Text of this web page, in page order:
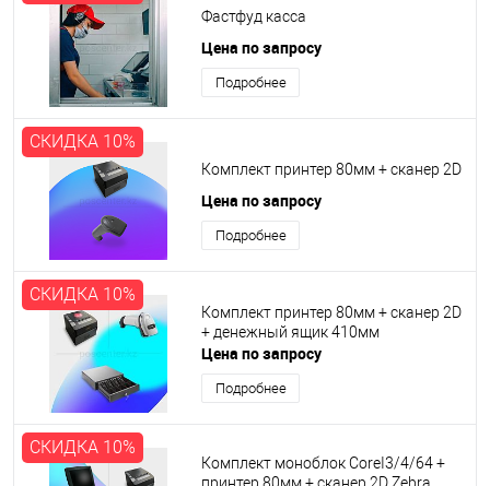
Фастфуд касса
Цена по запросу
Подробнее
СКИДКА 10%
Комплект принтер 80мм + сканер 2D
Цена по запросу
Подробнее
СКИДКА 10%
Комплект принтер 80мм + сканер 2D
+ денежный ящик 410мм
Цена по запросу
Подробнее
СКИДКА 10%
Комплект моноблок CoreI3/4/64 +